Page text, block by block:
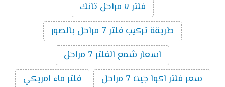
فلتر ٧ مراحل تانك
طريقة تركيب فلتر 7 مراحل بالصور
اسعار شمع الفلتر 7 مراحل
سعر فلتر اكوا جيت 7 مراحل
فلتر ماء امريكي